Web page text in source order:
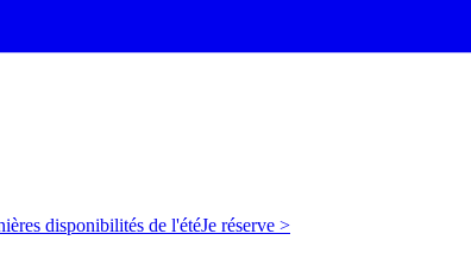
disponibilités de l'étéJe réserve >